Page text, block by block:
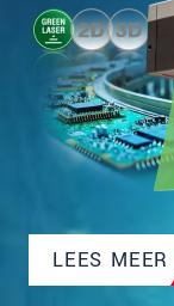
+200 °C |
serieproductie
LEES MEER